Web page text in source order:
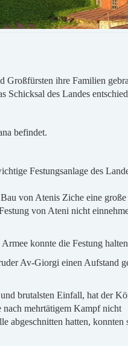
Großfürsten ihre Familien
des Landes
befindet.
Festungsanlage des
von Atenis Ziche eine große
von Ateni nicht
konnte die Festung
Av-Giorgi einen Aufstand
brutalsten Einfall, hat der
nach mehrtätigem Kampf nicht
abgeschnitten hatten, konnten